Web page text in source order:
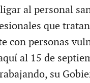
al personal
que tratan
con personas
al 15 de
su